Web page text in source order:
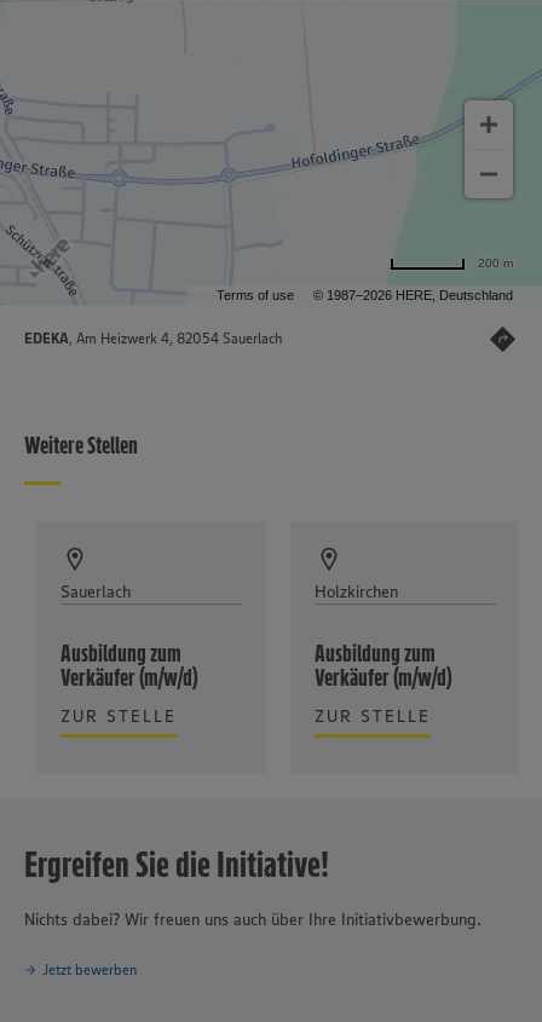
Terms of use © 1987–2026 HERE, Deutschland
200 m
EDEKA, Am Heizwerk 4, 82054 Sauerlach
Weitere Stellen
Sauerlach
Ausbildung zum
Verkäufer (m/w/d)
ZUR STELLE
Holzkirchen
Ausbildung zum
Verkäufer (m/w/d)
ZUR STELLE
Ergreifen Sie die Initiative!
Nichts dabei? Wir freuen uns auch über Ihre Initiativbewerbung.
Jetzt bewerben